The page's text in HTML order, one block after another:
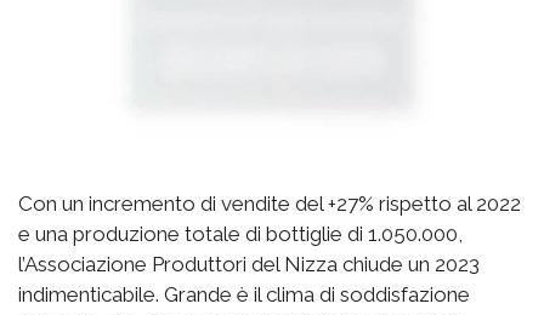
Con un incremento di vendite del +27% rispetto al 2022
e una produzione totale di bottiglie di 1.050.000,
l’Associazione Produttori del Nizza chiude un 2023
indimenticabile. Grande è il clima di soddisfazione